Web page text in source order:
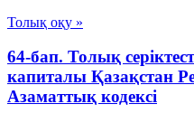
Толық оқу »
64-бап. Толық
капиталы Қазақстан
Азаматтық кодексi